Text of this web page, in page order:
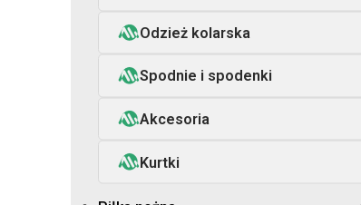
Odzież kolarska
Spodnie i spodenki
Akcesoria
Kurtki